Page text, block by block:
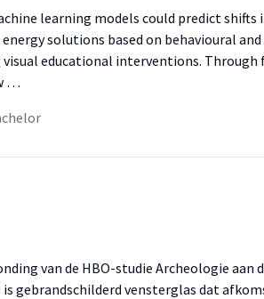
learning models could predict shifts
solutions based on behavioural
educational interventions. Through
…
van de HBO-studie Archeologie aan
is gebrandschilderd vensterglas dat